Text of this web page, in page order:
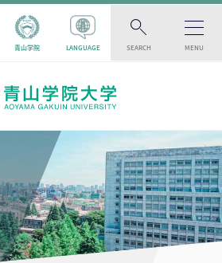
青山学院 LANGUAGE SEARCH MENU